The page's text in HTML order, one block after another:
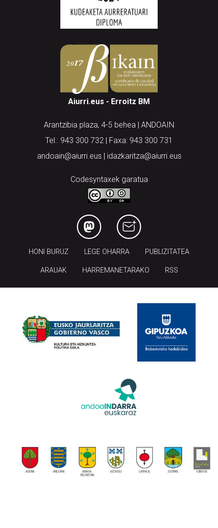
Aiurri.eus - Erroitz BM
Arantzibia plaza, 4-5 behea | ANDOAIN
Codesyntaxek garatua
LEGE OHARRA
ARAUAK HARREMANETARAKO RSS